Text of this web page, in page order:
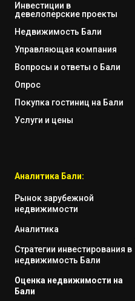
Инвестиции в
девелоперские проекты
Недвижимость Бали
Управляющая компания
Вопросы и ответы о Бали
Опрос
Покупка гостиниц на Бали
Услуги и цены
Аналитика Бали:
Рынок зарубежной
недвижимости
Аналитика
Стратегии инвестирования в
недвижимость Бали
Оценка недвижимости на
Бали